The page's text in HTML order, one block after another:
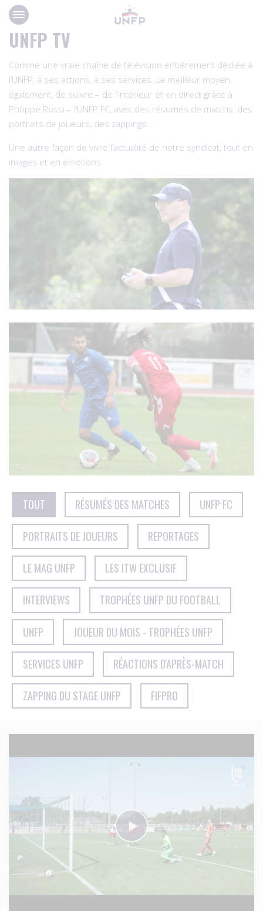
Panneau de gestion des cookies
UNFP TV
Comme une vraie chaîne de télévision entièrement dédiée à
l’UNFP, à ses actions, à ses services. Le meilleur moyen,
également, de suivre – de l’intérieur et en direct grâce à
Philippe Rossi – l’UNFP FC, avec des résumés de matchs, des
portraits de joueurs, des zappings…
Une autre façon de vivre l’actualité de notre syndicat, tout en
images et en émotions.
TOUT RÉSUMÉS DES MATCHES UNFP FC
PORTRAITS DE JOUEURS REPORTAGES
LE MAG UNFP LES ITW EXCLUSIF
INTERVIEWS TROPHÉES UNFP DU FOOTBALL
UNFP JOUEUR DU MOIS - TROPHÉES UNFP
SERVICES UNFP RÉACTIONS D'APRÈS-MATCH
ZAPPING DU STAGE UNFP FIFPRO